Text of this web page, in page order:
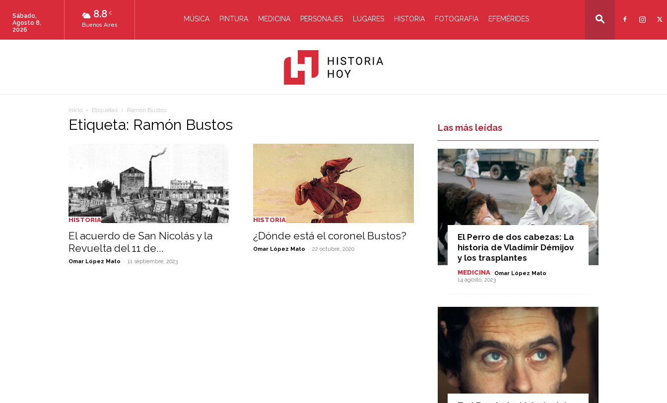
8.8 C
Buenos Aires
Sábado,
Agosto 8,
2026
MÚSICA PINTURA MEDICINA PERSONAJES LUGARES HISTORIA FOTOGRAFIA EFEMÉRIDES
Hoy
Inicio Etiquetas Ramón Bustos
Etiqueta: Ramón Bustos
HISTORIA
El acuerdo de San Nicolás y la
Revuelta del 11 de...
Omar López Mato - 11 septiembre, 2023
HISTORIA
¿Dónde está el coronel Bustos?
Omar López Mato - 22 octubre, 2020
Las más leídas
El Perro de dos cabezas: La
historia de Vladímir Démijov
y los trasplantes
MEDICINA Omar López Mato -
14 agosto, 2023